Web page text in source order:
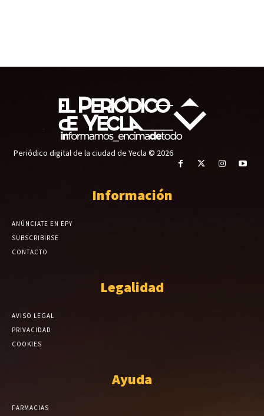
Periódico digital de la ciudad de Yecla © 2026
Información
ANÚNCIATE EN EPY
SUBSCRIBIRSE
CONTACTO
Legalidad
AVISO LEGAL
PRIVACIDAD
COOKIES
Ayuda
FARMACIAS